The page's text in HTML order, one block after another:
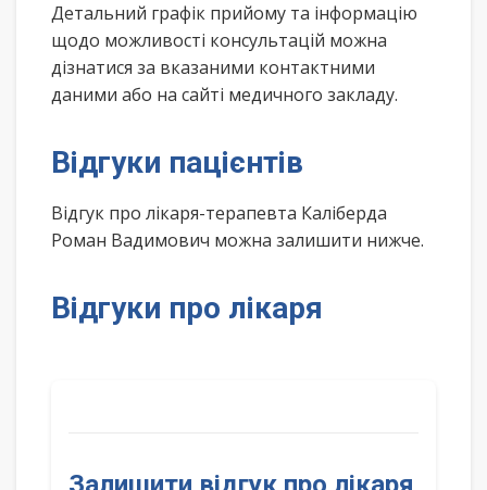
Детальний графік прийому та інформацію
щодо можливості консультацій можна
дізнатися за вказаними контактними
даними або на сайті медичного закладу.
Відгуки пацієнтів
Відгук про лікаря-терапевта Каліберда
Роман Вадимович можна залишити нижче.
Відгуки про лікаря